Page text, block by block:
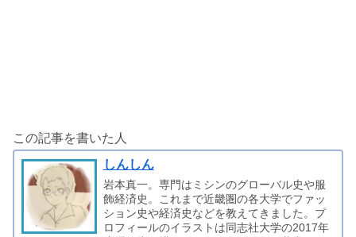
この記事を書いた人
しんしん
岩本真一。専門はミシンのグローバル史や服
飾経済史。これまで近畿圏の各大学でファッ
ション史や経済史などを教えてきました。プ
ロフィールのイラストは同志社大学の2017年